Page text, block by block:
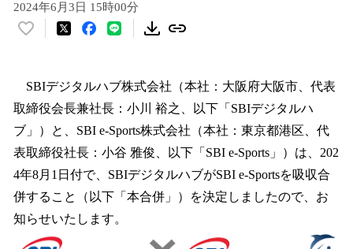
2024年6月3日 15時00分
い
！
数
を
読
み
込
み
中
で
SBIデジタルハブ株式会社（本社：大阪府大阪市、代表
取締役会長兼社長：小川 裕之、以下「SBIデジタルハ
ブ」）と、SBI e-Sports株式会社（本社：東京都港区、代
表取締役社長：小谷 雅俊、以下「SBI e-Sports」）は、202
4年8月1日付で、SBIデジタルハブがSBI e-Sportsを吸収合
併すること（以下「本合併」）を決定しましたので、お
知らせいたします。